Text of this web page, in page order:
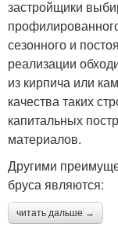
застройщики
сезонного и
реализации
из кирпича или
качества таких
капитальных
материалов.
Другими
бруса являются:
читать дальше →